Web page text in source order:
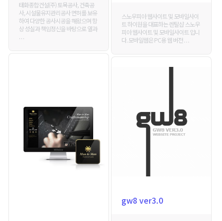
스노우피아 웹사이트 및 모바일사이
트 하이원을 대표하는 렌탈샵 스노우
피아 웹사이트 및 모바일사이트 입니
다. 모바일웹은 PC용 웹 버전 . . .
태화종합건설(주) 토목공사, 건축공
사, 시설물유지관리공사 면허를 보유
하여 다양한 공사시공을 해왔으며 항
상 성실과 책임정신을 바탕으로 열과
. . .
gw8 ver3.0